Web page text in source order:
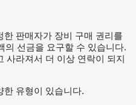
판매자가 장비 구매 권리를
의 선금을 요구할 수 있습니다.
사라져서 더 이상 연락이 되지
한 유형이 있습니다.